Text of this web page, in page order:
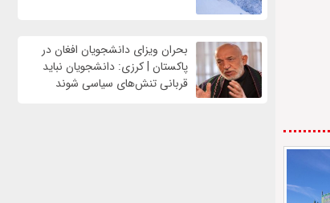
بحران ویزای دانشجویان افغان در
پاکستان | کرزی: دانشجویان نباید
قربانی تنش‌های سیاسی شوند